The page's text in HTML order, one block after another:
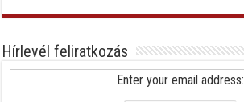
Hírlevél feliratkozás
Enter your email address: